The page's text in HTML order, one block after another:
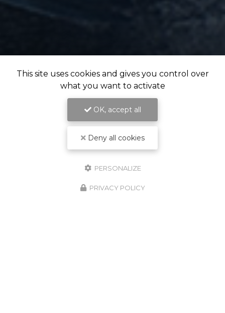
This site uses cookies and gives you control over
what you want to activate
OK, accept all
Deny all cookies
PERSONALIZE
PRIVACY POLICY